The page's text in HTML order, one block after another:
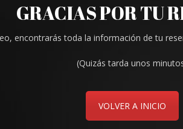
GRACIAS POR TU
encontrarás toda la información de tu
(Quizás tarda unos
VOLVER A INICIO